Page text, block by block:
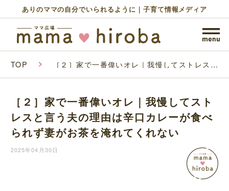
ありのママの自分でいられるように｜子育て情報メディア
TOP ［２］家で一番偉いオレ｜我慢してストレスと
茶を淹れてくれない
［２］家で一番偉いオレ｜我慢してスト
レスと言う夫の理由は辛口カレーが食べ
られず妻がお茶を淹れてくれない
2025年04月30日